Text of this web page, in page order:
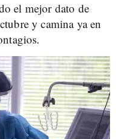
el mejor dato de
y camina ya en